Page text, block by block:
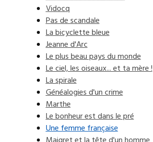
Vidocq
Pas de scandale
La bicyclette bleue
Jeanne d'Arc
Le plus beau pays du monde
Le ciel, les oiseaux... et ta mère !
La spirale
Généalogies d'un crime
Marthe
Le bonheur est dans le pré
Une femme française